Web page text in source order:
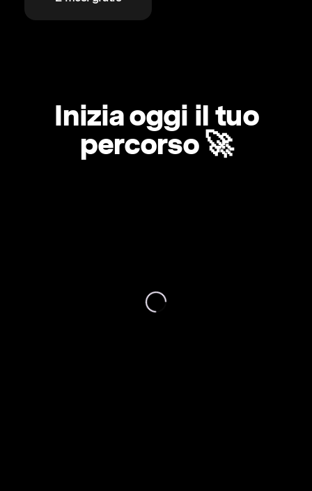
Inizia oggi il tuo
percorso 🚀